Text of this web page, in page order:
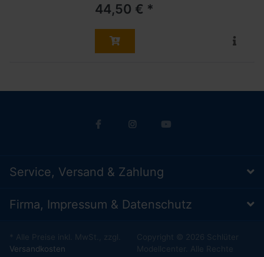
44,50 € *
Service, Versand & Zahlung
Firma, Impressum & Datenschutz
* Alle Preise inkl. MwSt., zzgl.
Versandkosten
Copyright © 2026 Schlüter
Modellcenter. Alle Rechte